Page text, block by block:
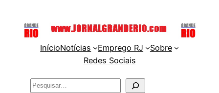
InícioNotícias Emprego RJ
Sobre
Redes Sociais
Pesquisar